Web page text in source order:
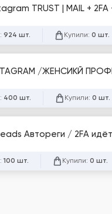
Instagram
924 шт. Купили: 0 шт.
400 шт. Купили: 0 шт.
100 шт. Купили: 0 шт.